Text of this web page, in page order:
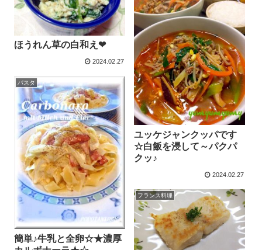
ほうれん草の白和え❤︎
2024.02.27
ユッケジャンクッパです
☆白飯を浸して～パクパ
クッ♪
2024.02.27
パスタ
簡単♪牛乳と全卵☆★濃厚
フランス料理